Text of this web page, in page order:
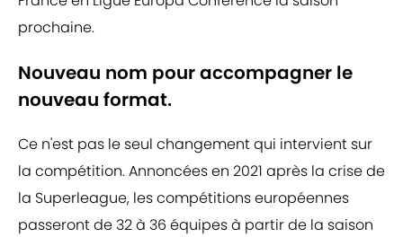
prochaine.
Nouveau nom pour accompagner le
nouveau format.
Ce n'est pas le seul changement qui intervient sur
la compétition. Annoncées en 2021 après la crise de
la Superleague, les compétitions européennes
passeront de 32 à 36 équipes à partir de la saison